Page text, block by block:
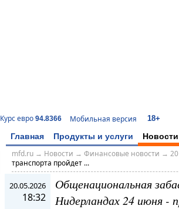
Курс евро 94.8366 Мобильная версия 18+
Главная Продукты и услуги Новости
mfd.ru→ Новости → Финансовые новости →
транспорта пройдет ...
20.05.2026
18:32
Общенациональная
Нидерландах 24 июня -